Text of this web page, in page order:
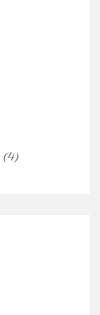
(4)